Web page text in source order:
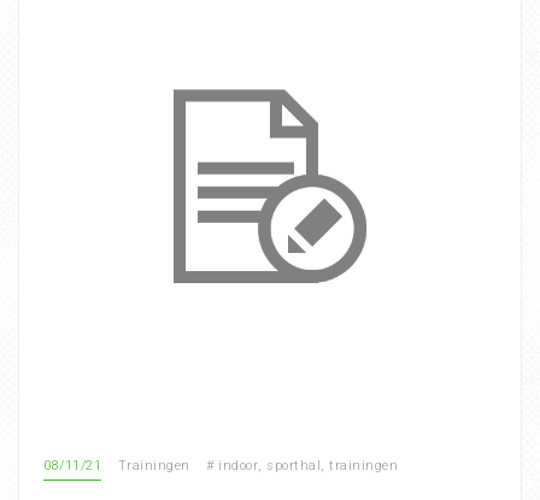
08/11/21 Trainingen # indoor, sporthal , trainingen